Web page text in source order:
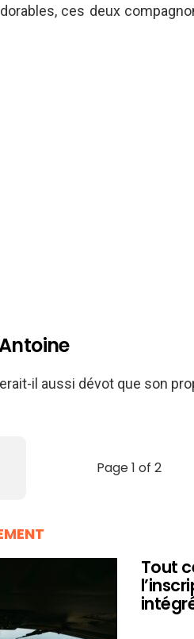
ces deux
il aussi dévot que son
Page 1 of 2
Tout